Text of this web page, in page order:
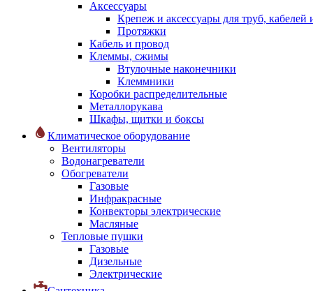
Аксессуары
Крепеж и аксессуары для труб, кабелей
Протяжки
Кабель и провод
Клеммы, сжимы
Втулочные наконечники
Клеммники
Коробки распределительные
Металлорукава
Шкафы, щитки и боксы
Климатическое оборудование
Вентиляторы
Водонагреватели
Обогреватели
Газовые
Инфракрасные
Конвекторы электрические
Масляные
Тепловые пушки
Газовые
Дизельные
Электрические